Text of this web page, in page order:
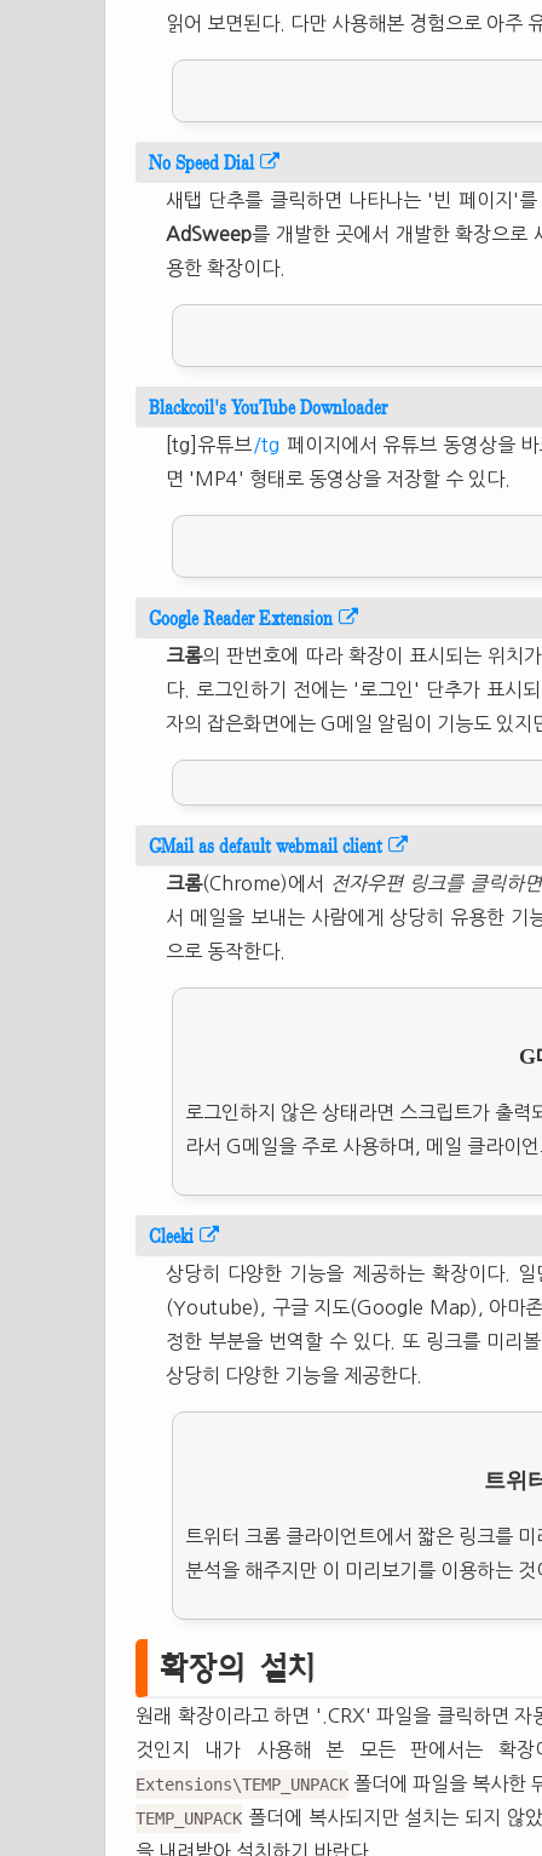
읽어 보면된다. 다만 사용해본 경험으로 아주
No Speed Dial
새탭 단추를 클릭하면 나타나는 '빈 페이지'
AdSweep를 개발한 곳에서 개발한 확장으로
용한 확장이다.
Blackcoil's YouTube Downloader
[tg]유튜브 /tg 페이지에서 유튜브 동영상을
면 'MP4' 형태로 동영상을 저장할 수 있다.
Google Reader Extension
크롬의 판번호에 따라 확장이 표시되는 위치
다. 로그인하기 전에는 '로그인' 단추가 표시
자의 잡은화면에는 G메일 알림이 기능도 있
GMail as default webmail client
크롬(Chrome)에서
전자우편 링크를 클릭하
서 메일을 보내는 사람에게 상당히 유용한
으로 동작한다.
G
로그인하지 않은 상태라면 스크립트가 출
라서 G메일을 주로 사용하며, 메일 클라이
Cleeki
상당히 다양한 기능을 제공하는 확장이다.
(Youtube), 구글 지도(Google Map), 아마
정한 부분을 번역할 수 있다. 또 링크를 미
상당히 다양한 기능을 제공한다.
트위
트위터 크롬 클라이언트에서 짧은 링크를
분석을 해주지만 이 미리보기를 이용하는
확장의 설치
원래 확장이라고 하면 '.CRX' 파일을 클릭하면
것인지 내가 사용해 본 모든 판에서는 확
Extensions\TEMP_UNPACK 폴더에 파일을 복사한
TEMP_UNPACK 폴더에 복사되지만 설치는 되지 않
을 내려받아 설치하기 바란다.